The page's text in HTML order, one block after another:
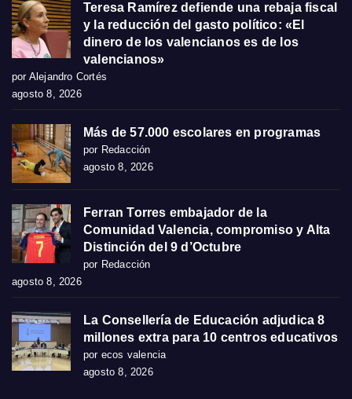
Teresa Ramírez defiende una rebaja fiscal
y la reducción del gasto político: «El
dinero de los valencianos es de los
valencianos»
por Alejandro Cortés
agosto 8, 2026
Más de 57.000 escolares en programas
por Redacción
agosto 8, 2026
Ferran Torres embajador de la
Comunidad Valencia, compromiso y Alta
Distinción del 9 d’Octubre
por Redacción
agosto 8, 2026
La Consellería de Educación adjudica 8
millones extra para 10 centros educativos
por ecos valencia
agosto 8, 2026